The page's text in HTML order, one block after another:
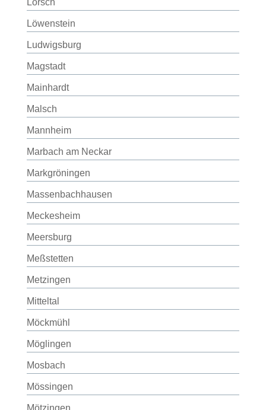
Lorsch
Löwenstein
Ludwigsburg
Magstadt
Mainhardt
Malsch
Mannheim
Marbach am Neckar
Markgröningen
Massenbachhausen
Meckesheim
Meersburg
Meßstetten
Metzingen
Mitteltal
Möckmühl
Möglingen
Mosbach
Mössingen
Mötzingen